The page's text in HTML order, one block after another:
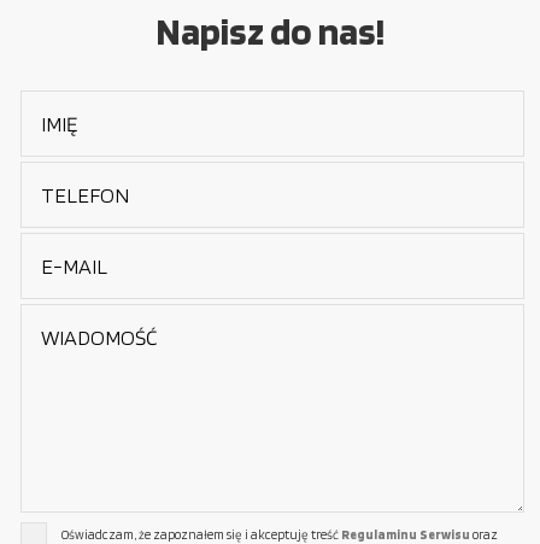
Napisz do nas!
Oświadczam, że zapoznałem się i akceptuję treść Regulaminu Serwisu oraz